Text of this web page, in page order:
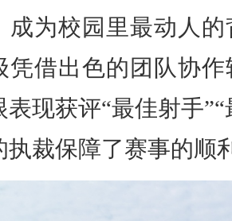
成为校园里最动人
凭借出色的团队协
表现获评“最佳射手
执裁保障了赛事的顺